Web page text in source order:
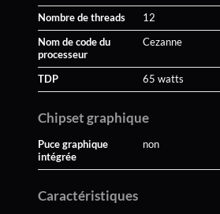
Nombre de threads 12
Nom de code du
processeur
Cezanne
TDP 65 watts
Chipset graphique
Puce graphique
intégrée
non
Caractéristiques